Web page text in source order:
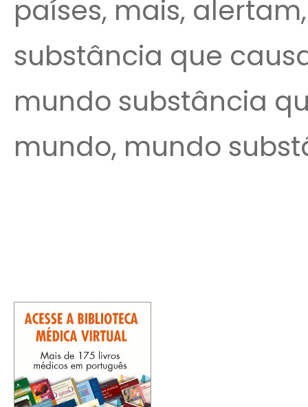
países, mais,
substância que
mundo substância
mundo, mundo